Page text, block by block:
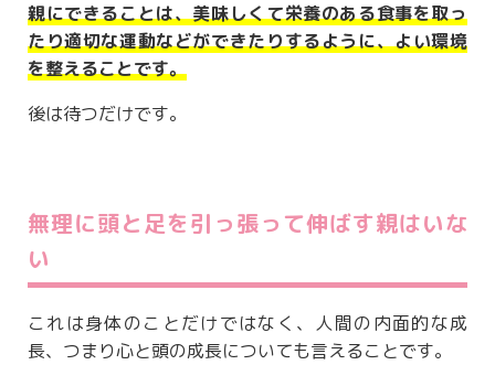
親にできることは、美味しくて栄養のある食事を取っ
たり適切な運動などができたりするように、よい環境
を整えることです。
後は待つだけです。
無理に頭と足を引っ張って伸ばす親はいな
い
これは身体のことだけではなく、人間の内面的な成
長、つまり心と頭の成長についても言えることです。